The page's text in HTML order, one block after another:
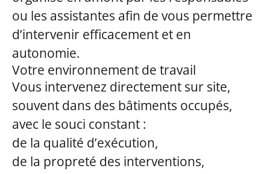
ou les assistantes afin de vous permettre
d’intervenir efficacement et en
autonomie.
Votre environnement de travail
Vous intervenez directement sur site,
souvent dans des bâtiments occupés,
avec le souci constant :
de la qualité d’exécution,
de la propreté des interventions,